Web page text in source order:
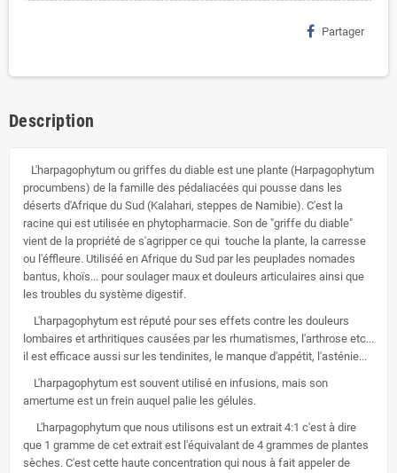
Partager
Description
L'harpagophytum ou griffes du diable est une plante (Harpagophytum
procumbens) de la famille des pédaliacées qui pousse dans les
déserts d'Afrique du Sud (Kalahari, steppes de Namibie). C'est la
racine qui est utilisée en phytopharmacie. Son de "griffe du diable"
vient de la propriété de s'agripper ce qui touche la plante, la carresse
ou l'éffleure. Utiliséé en Afrique du Sud par les peuplades nomades
bantus, khoïs... pour soulager maux et douleurs articulaires ainsi que
les troubles du système digestif.
L'harpagophytum est réputé pour ses effets contre les douleurs
lombaires et arthritiques causées par les rhumatismes, l'arthrose etc...
il est efficace aussi sur les tendinites, le manque d'appétit, l'asténie...
L'harpagophytum est souvent utilisé en infusions, mais son
amertume est un frein auquel palie les gélules.
L'harpagophytum que nous utilisons est un extrait 4:1 c'est à dire
que 1 gramme de cet extrait est l'équivalant de 4 grammes de plantes
sèches. C'est cette haute concentration qui nous à fait appeler de